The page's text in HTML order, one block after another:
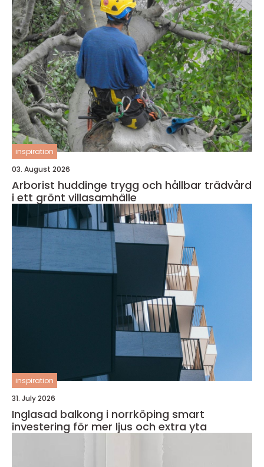
inspiration
03. August 2026
Arborist huddinge trygg och hållbar trädvård
i ett grönt villasamhälle
inspiration
31. July 2026
Inglasad balkong i norrköping smart
investering för mer ljus och extra yta